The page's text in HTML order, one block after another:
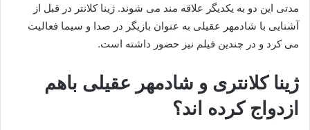
مدتی این دو به یکدیگر علاقه مند می شوند. ژینا کلانتر در قبل از
آشنایی با شادمهر عقیلی به عنوان بازیگر در صدا و سیما فعالیت
می کرد و در چندین فیلم نیز حضور داشته است.
ژینا کلانتری و شادمهر عقیلی باهم
ازدواج کرده اند؟